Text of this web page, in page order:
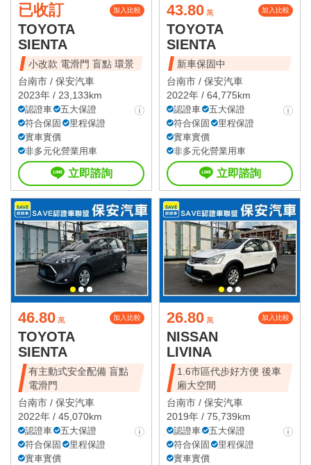
已收訂 加入比較
TOYOTA
SIENTA
小改款 電滑門 盲點 環景
台南市 / 保安汽車
2023年 / 23,133km
認證車
五大保證
符合保固
里程保證
實車實價
非多元化營業用車
立即諮詢
43.80 萬 加入比較
TOYOTA
SIENTA
新車保固中
台南市 / 保安汽車
2022年 / 64,775km
認證車
五大保證
符合保固
里程保證
實車實價
非多元化營業用車
立即諮詢
46.80 萬 加入比較
TOYOTA
SIENTA
有主動式安全配備 盲點
電滑門
台南市 / 保安汽車
2022年 / 45,070km
認證車
五大保證
符合保固
里程保證
實車實價
26.80 萬 加入比較
NISSAN
LIVINA
1.6市區代步好方便 後車
廂大空間
台南市 / 保安汽車
2019年 / 75,739km
認證車
五大保證
符合保固
里程保證
實車實價